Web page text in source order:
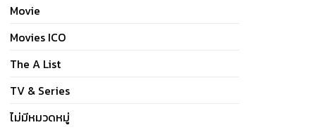
Movie
Movies ICO
The A List
TV & Series
ไม่มีหมวดหมู่